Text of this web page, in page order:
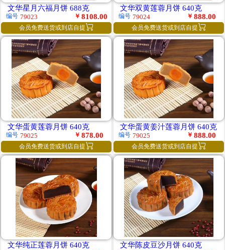
文华星月六福月饼 688克
编号 79023 ￥ 8108.00
会员免费送货或到店自提 
文华双黄莲蓉月饼 640克
编号 79024 ￥ 888.00
会员免费送货或到店自提 
文华蛋黄莲蓉月饼 640克
编号 79025 ￥ 878.00
会员免费送货或到店自提 
文华蛋黄姜汁莲蓉月饼 640克
编号 79025 ￥ 888.00
会员免费送货或到店自提 
文华纯正莲蓉月饼 640克 文华陈皮豆沙月饼 640克